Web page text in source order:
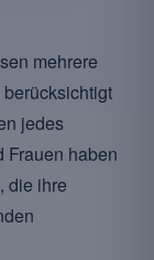
mehrere
jedes
Frauen haben
die ihre